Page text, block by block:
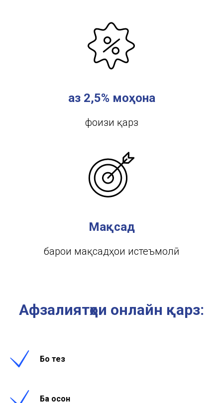
аз 2,5% моҳона
фоизи қарз
Мақсад
барои мақсадҳои истеъмолӣ
Афзалиятҳои онлайн қарз:
Бо тезӣ
Ба осонӣ